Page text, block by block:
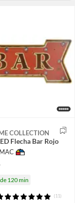
COLLECTION
Flecha Bar Rojo
120 min
(11)